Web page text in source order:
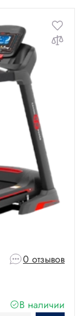
0 отзывов
В наличии